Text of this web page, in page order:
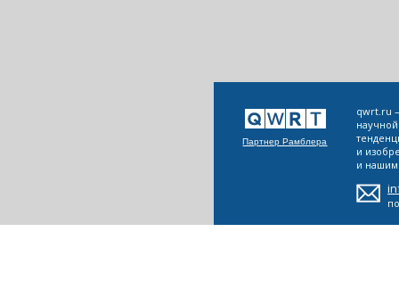
Партнер Рамблера
qwrt.ru
и
и нашим